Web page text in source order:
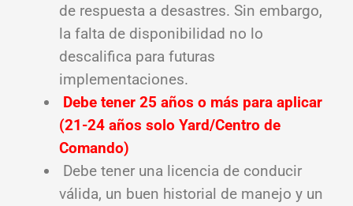
de respuesta a desastres. Sin embargo,
la falta de disponibilidad no lo
descalifica para futuras
implementaciones.
Debe tener 25 años o más para aplicar
(21-24 años solo Yard/Centro de
Comando)
Debe tener una licencia de conducir
válida, un buen historial de manejo y un